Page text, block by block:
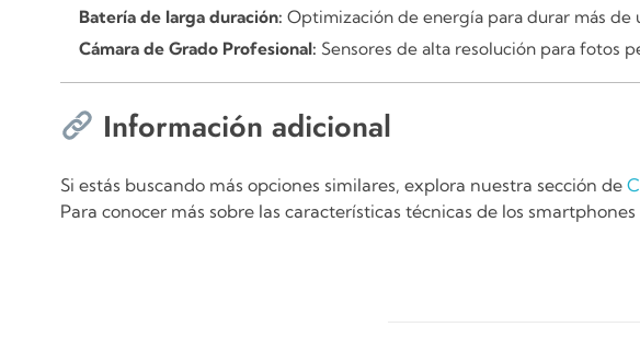
Batería de larga duración: Optimización de energía para durar más de
Cámara de Grado Profesional: Sensores de alta resolución para fotos
Información adicional
Si estás buscando más opciones similares, explora nuestra sección de
Para conocer más sobre las características técnicas de los